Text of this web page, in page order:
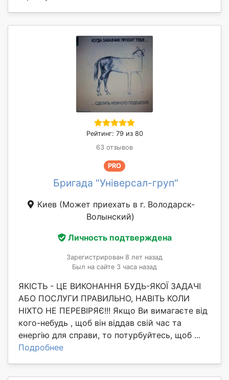
Рейтинг: 79 из 80
63 отзывов
PRO
Бригада "Універсал-груп"
Киев (Может приехать в г. Володарск-
Волынский)
Личность подтверждена
Зарегистрирован 8 лет назад
Был на сайте 3 часа назад
ЯКІСТЬ - ЦЕ ВИКОНАННЯ БУДЬ-ЯКОЇ ЗАДАЧІ
АБО ПОСЛУГИ ПРАВИЛЬНО, НАВІТЬ КОЛИ
НІХТО НЕ ПЕРЕВІРЯЄ!!! Якщо Ви вимагаєте від
кого-небудь , щоб він віддав свій час та
енергію для справи, то потурбуйтесь, щоб ...
Подробнее